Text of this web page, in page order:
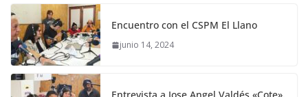
Encuentro con el CSPM El Llano
junio 14, 2024